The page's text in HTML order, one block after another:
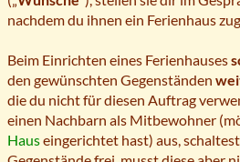
nachdem du ihnen ein Ferienhaus
Beim Einrichten eines Ferienhauses
den gewünschten Gegenständen
die du nicht für diesen Auftrag
einen Nachbarn als Mitbewohner
Hauseingerichtet hast) aus,